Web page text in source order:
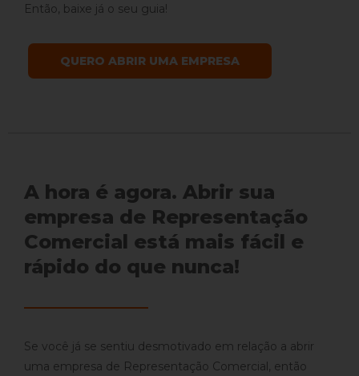
Então, baixe já o seu guia!
QUERO ABRIR UMA EMPRESA
A hora é agora. Abrir sua
empresa de Representação
Comercial está mais fácil e
rápido do que nunca!
Se você já se sentiu desmotivado em relação a abrir
uma empresa de Representação Comercial, então